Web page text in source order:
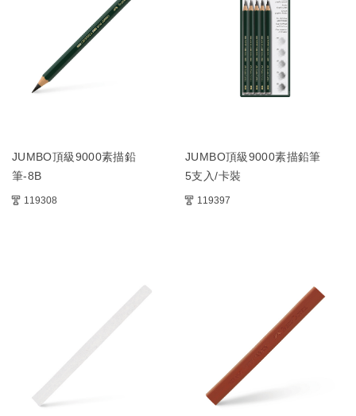
JUMBO頂級9000素描鉛
筆-8B
119308
JUMBO頂級9000素描鉛筆
5支入/卡裝
119397